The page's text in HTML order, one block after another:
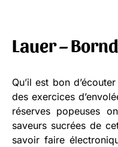
Lauer –
Qu’il est bon
des exercices
réserves popeuses
saveurs sucrées de
savoir faire